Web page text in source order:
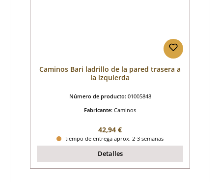
Caminos Bari ladrillo de la pared trasera a
la izquierda
Número de producto: 01005848
Fabricante: Caminos
Precio normal:
42,94 €
tiempo de entrega aprox. 2-3 semanas
Detalles